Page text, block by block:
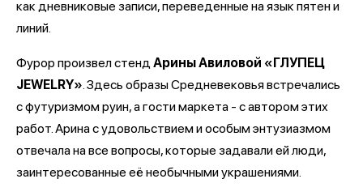
как дневниковые записи, переведенные на язык пятен и
линий.
Фурор произвел стендАрины Авиловой «ГЛУПЕЦ
JEWELRY». Здесь образы Средневековья встречались
с футуризмом руин, а гости маркета - с автором этих
работ. Арина с удовольствием и особым энтузиазмом
отвечала на все вопросы, которые задавали ей люди,
заинтересованные её необычными украшениями.